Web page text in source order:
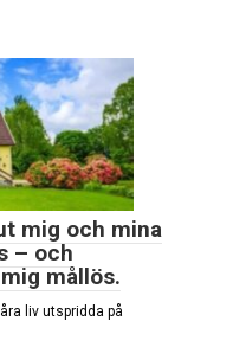
mig och mina
– och
mållös.
liv utspridda på